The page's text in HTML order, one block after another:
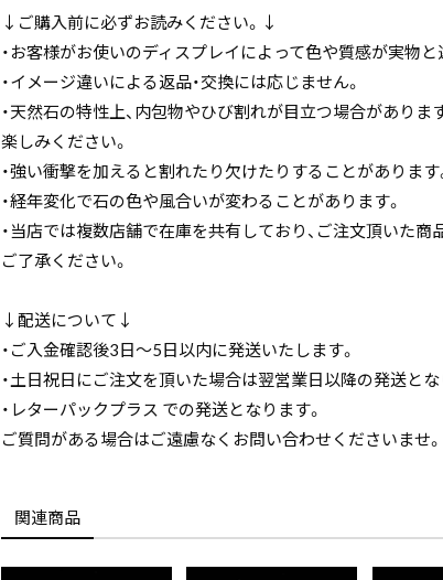
↓ご購入前に必ずお読みください。↓
・お客様がお使いのディスプレイによって色や質感が実物
・イメージ違いによる返品・交換には応じません。
・天然石の特性上、内包物やひび割れが目立つ場合があり
楽しみください。
・強い衝撃を加えると割れたり欠けたりすることがあります
・経年変化で石の色や風合いが変わることがあります。
・当店では複数店舗で在庫を共有しており、ご注文頂いた
ご了承ください。
↓配送について↓
・ご入金確認後3日〜5日以内に発送いたします。
・土日祝日にご注文を頂いた場合は翌営業日以降の発送とな
・レターパックプラス での発送となります。
ご質問がある場合はご遠慮なくお問い合わせくださいませ。
関連商品